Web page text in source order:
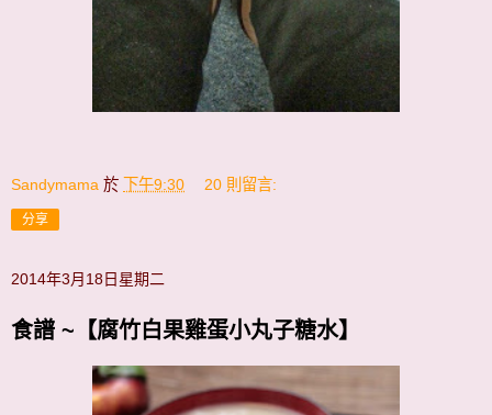
Sandymama 於 下午9:30 20 則留言:
分享
2014年3月18日星期二
食譜 ~【腐竹白果雞蛋小丸子糖水】